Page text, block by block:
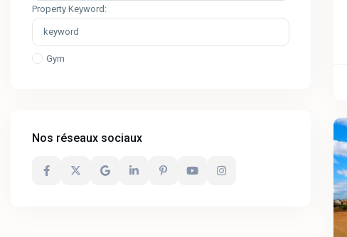
Property Keyword:
Gym
Nos réseaux sociaux